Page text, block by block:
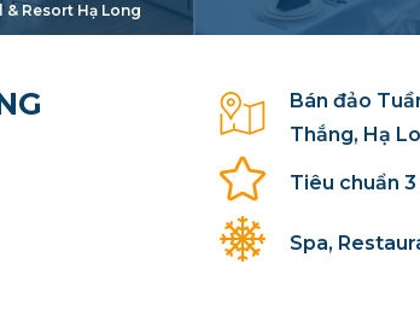
Resort Hạ Long
Bán đảo
Thắng, Hạ
Tiêu chuẩn 3
Spa,